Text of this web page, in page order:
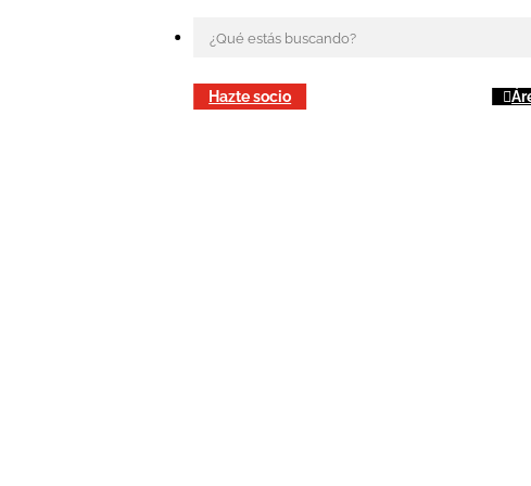
Hazte socio